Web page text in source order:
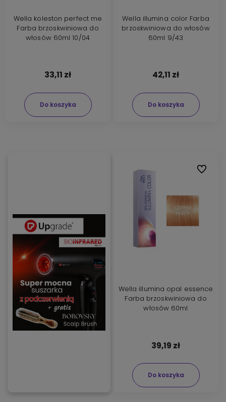
Wella koleston perfect me
Farba brzoskwiniowa do
włosów 60ml 10/04
33,11 zł
Do koszyka
Wella illumina color Farba
brzoskwiniowa do włosów
60ml 9/43
42,11 zł
Do koszyka
Wella illumina opal essence
Farba brzoskwiniowa do
włosów 60ml
39,19 zł
Do koszyka
Do